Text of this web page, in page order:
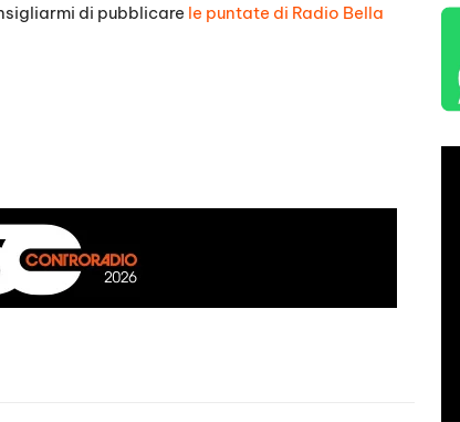
di pubblicare le puntate di Radio Bella